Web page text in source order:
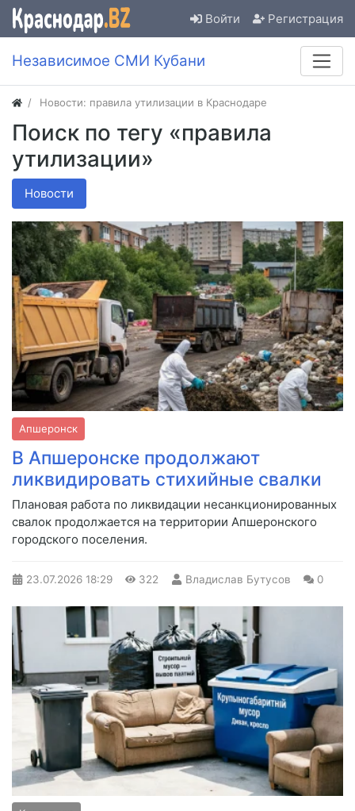
Войти Регистрация
Независимое СМИ Кубани
Новости: правила утилизации в Краснодаре
Поиск по тегу «правила
утилизации»
Новости
Апшеронск
В Апшеронске продолжают
ликвидировать стихийные свалки
Плановая работа по ликвидации несанкционированных
свалок продолжается на территории Апшеронского
городского поселения.
23.07.2026 18:29 322 Владислав Бутусов 0